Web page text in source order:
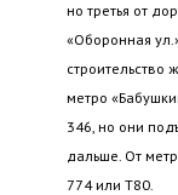
но третья от
«Оборонная
строительство
метро
346, но они
дальше. От
774 или Т80.